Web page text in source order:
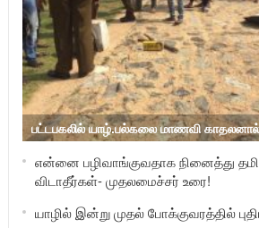
பட்டபகலில் யாழ்.பல்கலை மாணவி
என்னை பழிவாங்குவதாக நினைத்து
விடாதீர்கள்- முதலமைச்சர் உரை!
யாழில் இன்று முதல் போக்குவரத்தில்